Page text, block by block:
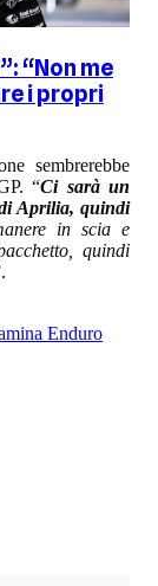
“Non me
i propri
sembrerebbe
“Ci sarà un
Aprilia, quindi
in scia e
quindi
Enduro